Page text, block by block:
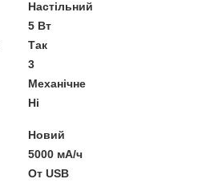
Настільний
5 Вт
Так
3
Механічне
Ні
Новий
5000 мА/ч
От USB